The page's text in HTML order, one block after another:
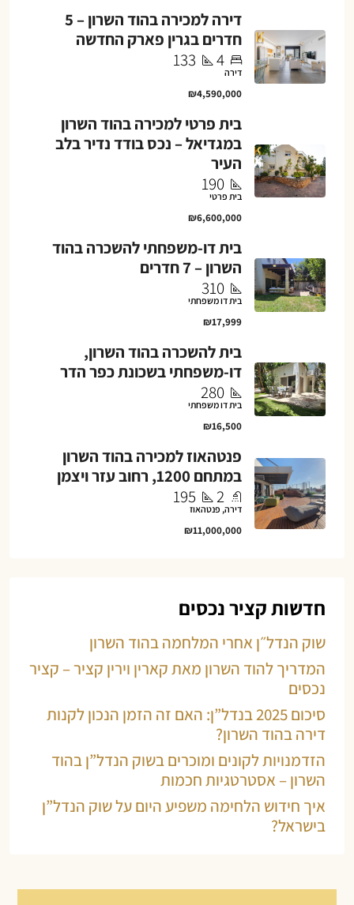
דירה למכירה בהוד השרון – 5
חדרים בגרין פארק החדשה
4
133
דירה
₪4,590,000
בית פרטי למכירה בהוד השרון
במגדיאל – נכס בודד נדיר בלב
העיר
190
בית פרטי
₪6,600,000
בית דו-משפחתי להשכרה בהוד
השרון – 7 חדרים
310
בית דו משפחתי
₪17,999
בית להשכרה בהוד השרון,
דו-משפחתי בשכונת כפר הדר
280
בית דו משפחתי
₪16,500
פנטהאוז למכירה בהוד השרון
במתחם 1200, רחוב עזר ויצמן
2
195
דירה, פנטהאוז
₪11,000,000
חדשות קציר נכסים
שוק הנדל״ן אחרי המלחמה בהוד השרון
המדריך להוד השרון מאת קארין וירין קציר – קציר
נכסים
סיכום 2025 בנדל”ן: האם זה הזמן הנכון לקנות
דירה בהוד השרון?
הזדמנויות לקונים ומוכרים בשוק הנדל”ן בהוד
השרון – אסטרטגיות חכמות
איך חידוש הלחימה משפיע היום על שוק הנדל”ן
בישראל?